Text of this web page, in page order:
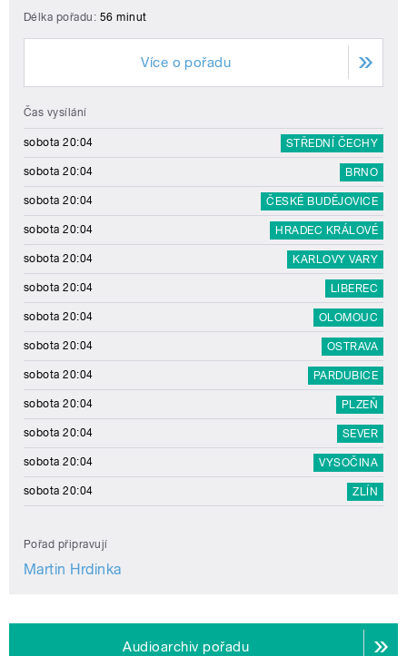
Délka pořadu: 56 minut
Více o pořadu
Čas vysílání
sobota 20:04 STŘEDNÍ ČECHY
sobota 20:04 BRNO
sobota 20:04 ČESKÉ BUDĚJOVICE
sobota 20:04 HRADEC KRÁLOVÉ
sobota 20:04 KARLOVY VARY
sobota 20:04 LIBEREC
sobota 20:04 OLOMOUC
sobota 20:04 OSTRAVA
sobota 20:04 PARDUBICE
sobota 20:04 PLZEŇ
sobota 20:04 SEVER
sobota 20:04 VYSOČINA
sobota 20:04 ZLÍN
Pořad připravují
Martin Hrdinka
Audioarchiv pořadu